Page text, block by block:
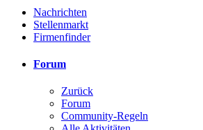
Nachrichten
Stellenmarkt
Firmenfinder
Forum
Zurück
Forum
Community-Regeln